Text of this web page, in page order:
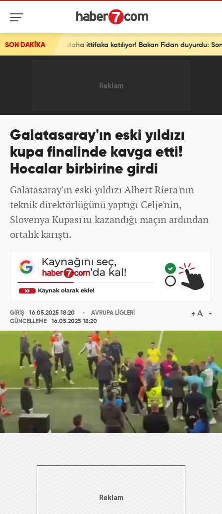
SON DAKİKA Son dakika: Ve bir ülke daha ittifaka katılıyor! Bakan Fidan duyurdu: Sonraki aşamada...
Galatasaray'ın eski yıldızı
kupa finalinde kavga etti!
Hocalar birbirine girdi
Galatasaray'ın eski yıldızı Albert Riera'nın
teknik direktörlüğünü yaptığı Celje'nin,
Slovenya Kupası'nı kazandığı maçın ardından
ortalık karıştı.
GİRİŞ
16.05.2025 18:20
GÜNCELLEME
16.05.2025 18:20
AVRUPA LİGLERİ